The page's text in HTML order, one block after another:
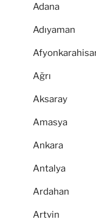
Adana
Adıyaman
Ağrı
Aksaray
Amasya
Ankara
Antalya
Ardahan
Artvin